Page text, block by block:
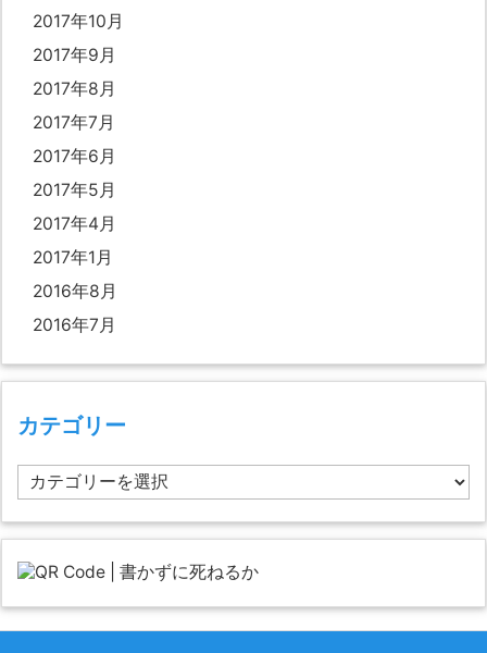
2017年10月
2017年9月
2017年8月
2017年7月
2017年6月
2017年5月
2017年4月
2017年1月
2016年8月
2016年7月
カテゴリー
カ
テ
ゴ
リ
ー